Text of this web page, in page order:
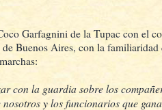
Garfagnini de la Tupac con el
Buenos Aires, con la familiaridad
con la guardia sobre los
y los funcionarios que